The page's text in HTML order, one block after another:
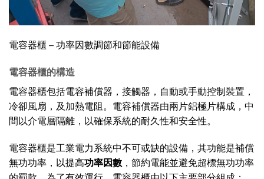
電容器櫃 – 功率因數調節和節能設備
電容器櫃的構造
電容器櫃包括電容補償器，接觸器，自動或手動控制裝置，
冷卻風扇，及加熱電阻。電容補償器由兩片鋁極片構成，中
間以介電層隔離，以確保系統的耐久性和安全性。
電容器櫃是工業電力系統中不可或缺的設備，其功能是補償
無功功率，以提高功率因數 ，節約電能並避免超標無功功率